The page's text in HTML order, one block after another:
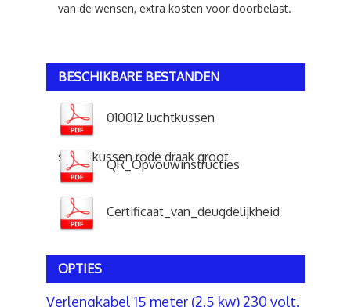
van de wensen, extra kosten voor doorbelast.
BESCHIKBARE BESTANDEN
010012 luchtkussen
springkussen rode draak groot
QR_Opvouwinstructies
Certificaat_van_deugdelijkheid
OPTIES
Verlengkabel 15 meter (2.5 kw) 230 volt.